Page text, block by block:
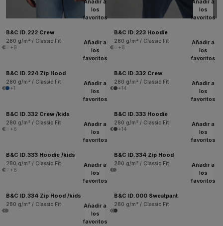
Añadir a
los
favoritos
B&C ID.222 Crew
280 g/m² / Classic Fit
+8
Añadir a
los
favoritos
B&C ID.223 Hoodie
280 g/m² / Classic Fit
+8
Añadir a
los
favoritos
B&C ID.224 Zip Hood
280 g/m² / Classic Fit
+1
Añadir a
los
favoritos
B&C ID.332 Crew
280 g/m² / Classic Fit
+14
Añadir a
los
favoritos
B&C ID.332 Crew /kids
280 g/m² / Classic Fit
+6
Añadir a
los
favoritos
B&C ID.333 Hoodie
280 g/m² / Classic Fit
+14
Añadir a
los
favoritos
B&C ID.333 Hoodie /kids
280 g/m² / Classic Fit
+6
Añadir a
los
favoritos
B&C ID.334 Zip Hood
280 g/m² / Classic Fit
Añadir a
los
favoritos
B&C ID.334 Zip Hood /kids
280 g/m² / Classic Fit
Añadir a
los
favoritos
B&C ID.000 Sweatpant
280 g/m² / Classic Fit
Añadir a
los
favoritos